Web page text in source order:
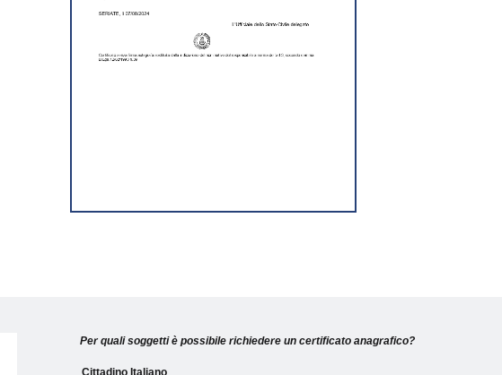
Per quali soggetti è possibile richiedere un certificato anagrafico?
Cittadino Italiano